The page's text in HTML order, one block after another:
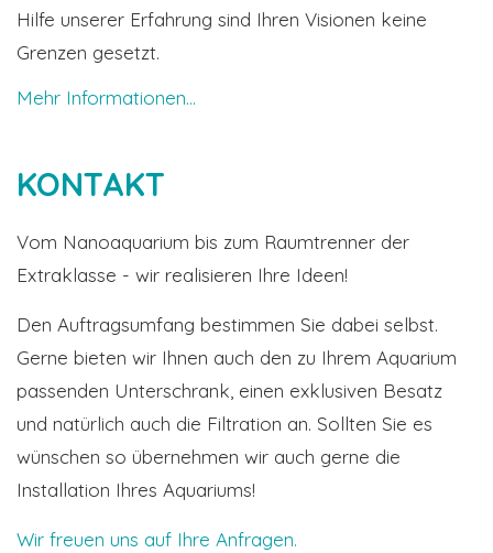
Hilfe unserer Erfahrung sind Ihren Visionen keine
Grenzen gesetzt.
Mehr Informationen...
KONTAKT
Vom Nanoaquarium bis zum Raumtrenner der
Extraklasse - wir realisieren Ihre Ideen!
Den Auftragsumfang bestimmen Sie dabei selbst.
Gerne bieten wir Ihnen auch den zu Ihrem Aquarium
passenden Unterschrank, einen exklusiven Besatz
und natürlich auch die Filtration an. Sollten Sie es
wünschen so übernehmen wir auch gerne die
Installation Ihres Aquariums!
Wir freuen uns auf Ihre Anfragen.